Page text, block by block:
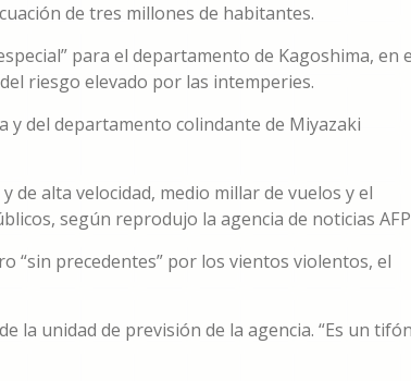
de tres millones de habitantes.
para el departamento de Kagoshima, en
riesgo elevado por las intemperies.
y del departamento colindante de Miyazaki
de alta velocidad, medio millar de vuelos y el
según reprodujo la agencia de noticias
“sin precedentes” por los vientos violentos, el
la unidad de previsión de la agencia. “Es un